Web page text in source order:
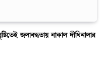
জলাবদ্ধতায় নাকাল দীঘিনালার